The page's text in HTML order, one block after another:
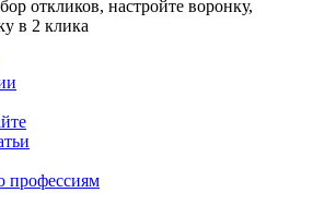
откликов, настройте воронку,
в 2 клика
профессиям